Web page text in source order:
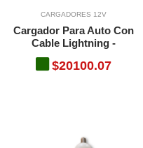
CARGADORES 12V
Cargador Para Auto Con
Cable Lightning -
$20100.07